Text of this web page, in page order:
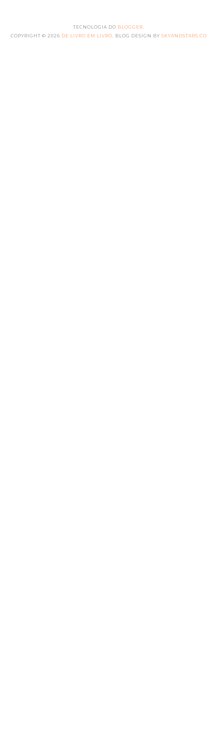
TECNOLOGIA DO BLOGGER
COPYRIGHT © 2026 DE LIVRO EM LIVRO . BLOG DESIGN BY SKYANDSTARS.CO